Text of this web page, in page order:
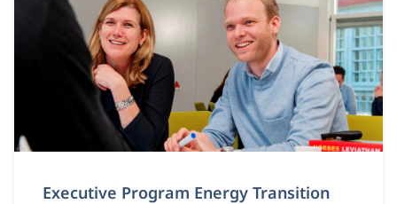
Executive Program Energy Transition